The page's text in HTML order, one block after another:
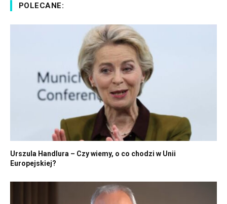
POLECANE:
Urszula Handlura – Czy wiemy, o co chodzi w Unii
Europejskiej?